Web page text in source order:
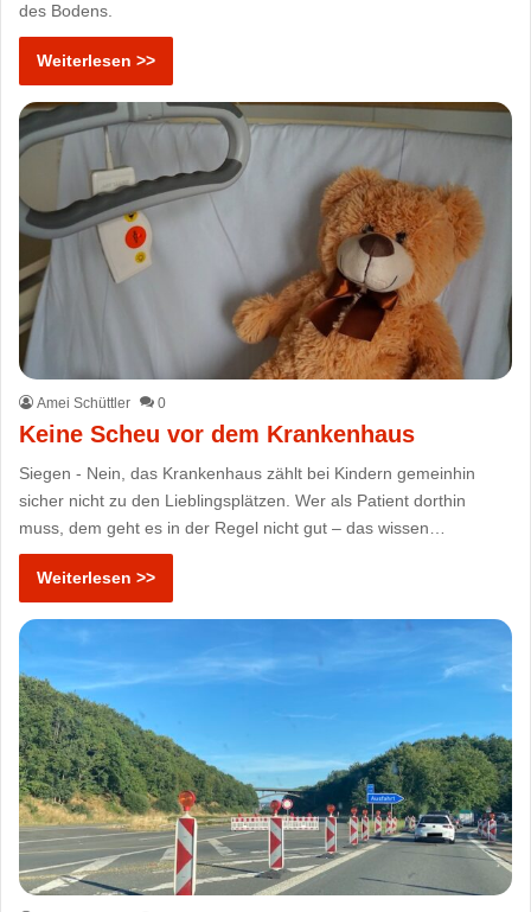
des Bodens.
Weiterlesen >>
Amei Schüttler 0
Keine Scheu vor dem Krankenhaus
Siegen - Nein, das Krankenhaus zählt bei Kindern gemeinhin
sicher nicht zu den Lieblingsplätzen. Wer als Patient dorthin
muss, dem geht es in der Regel nicht gut – das wissen…
Weiterlesen >>